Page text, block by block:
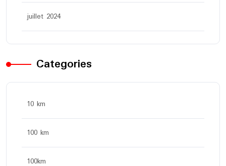
juillet 2024
Categories
10 km
100 km
100km